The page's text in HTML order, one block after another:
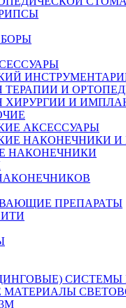
И
ХИРУРГИИ И
АКСЕССУАРЫ
НАКОНЕЧНИКИ
НАКОНЕЧНИКИ
ПРЕПАРАТЫ
СИСТЕМЫ